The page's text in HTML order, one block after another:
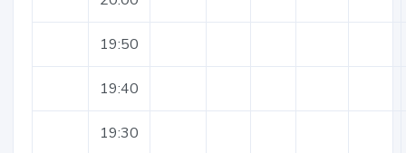
19:50
19:40
19:30